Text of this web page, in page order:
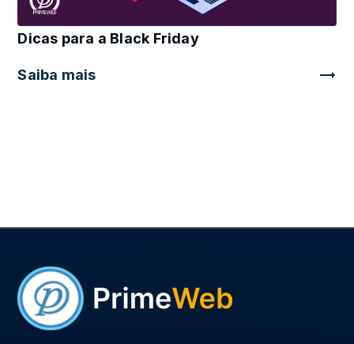
Dicas para a Black Friday
Saiba mais